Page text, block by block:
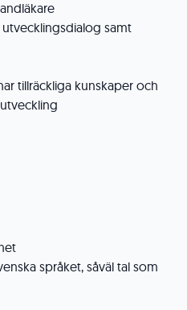
utvecklingsdialog samt
tillräckliga kunskaper och
språket, såväl tal som